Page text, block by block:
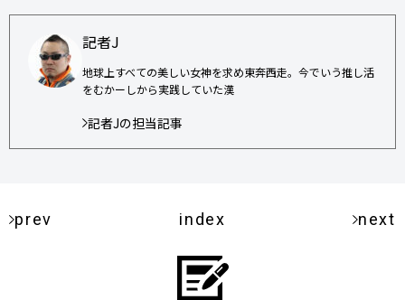
記者J
地球上すべての美しい女神を求め東奔西走。今でいう推し活
をむかーしから実践していた漢
記者Jの担当記事
prev index next